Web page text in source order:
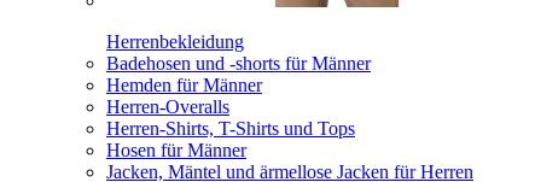
Herrenbekleidung
Badehosen und -shorts für Männer
Hemden für Männer
Herren-Overalls
Herren-Shirts, T-Shirts und Tops
Hosen für Männer
Jacken, Mäntel und ärmellose Jacken für Herren